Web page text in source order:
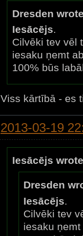
Dresden
Iesācējs.
Cilvēki tev vēl
iesaku ņemt
100% būs
Viss kārtībā - es
2013-03-19
Iesācējs
Dresden
Iesācējs
Cilvēki tev
iesaku